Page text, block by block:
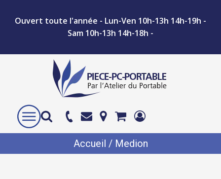
Ouvert toute l'année - Lun-Ven 10h-13h 14h-19h -
Sam 10h-13h 14h-18h -
Accueil / Medion